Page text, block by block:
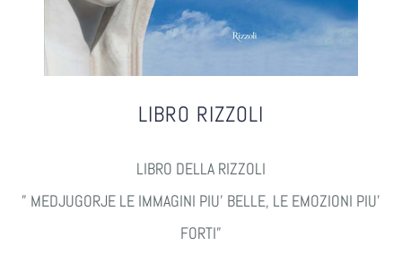
LIBRO RIZZOLI
LIBRO DELLA RIZZOLI
” MEDJUGORJE LE IMMAGINI PIU’ BELLE, LE EMOZIONI PIU’
FORTI”